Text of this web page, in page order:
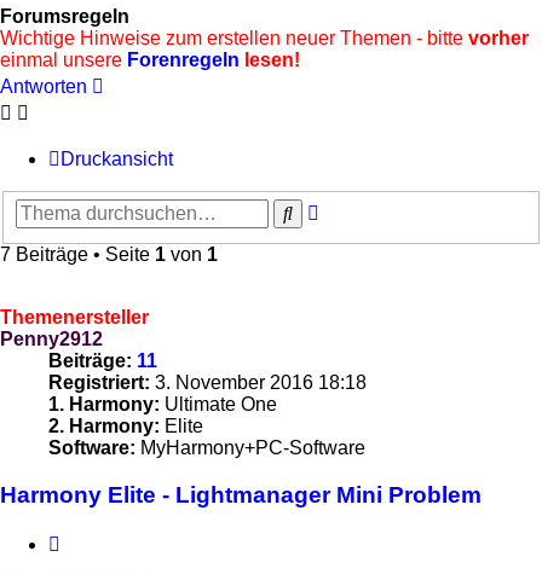
Forumsregeln
Wichtige Hinweise zum erstellen neuer Themen - bitte vorher
einmal unsere Forenregeln lesen!
Antworten
Druckansicht
Suche
7 Beiträge • Seite 1 von 1
Themenersteller
Penny2912
Beiträge: 11
Registriert: 3. November 2016 18:18
1. Harmony: Ultimate One
2. Harmony: Elite
Software: MyHarmony+PC-Software
Harmony Elite - Lightmanager Mini Problem